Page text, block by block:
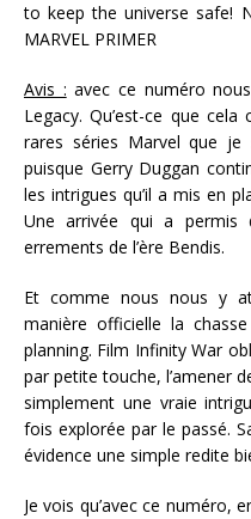
to keep the universe safe!
MARVEL PRIMER
Avis : avec ce numéro
Legacy. Qu’est-ce que
rares séries Marvel que je
puisque Gerry Duggan
les intrigues qu’il a mis en
Une arrivée qui a permis
errements de l’ère Bendis.
Et comme nous nous y
manière officielle la
planning. Film Infinity War
par petite touche, l’amener
simplement une vraie
fois explorée par le passé.
évidence une simple redite
Je vois qu’avec ce numéro,